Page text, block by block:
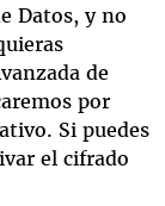
Datos, y no
de
por
Si puedes
el cifrado